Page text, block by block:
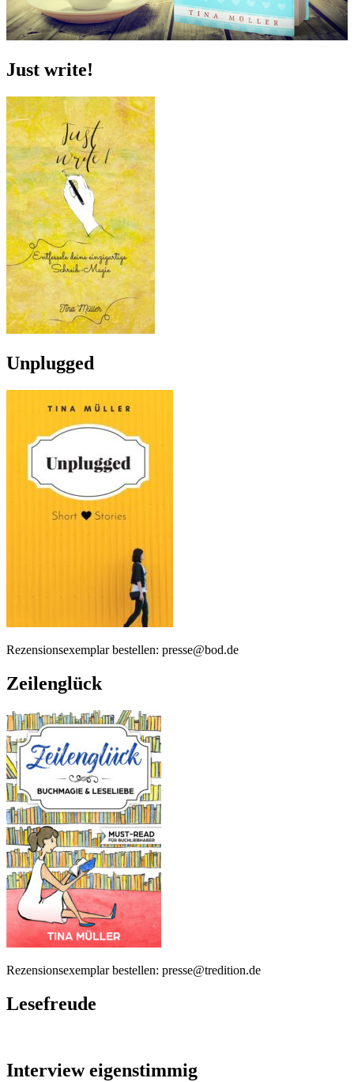
Just write!
Unplugged
Rezensionsexemplar bestellen: presse@bod.de
Zeilenglück
Rezensionsexemplar bestellen: presse@tredition.de
Lesefreude
Interview eigenstimmig